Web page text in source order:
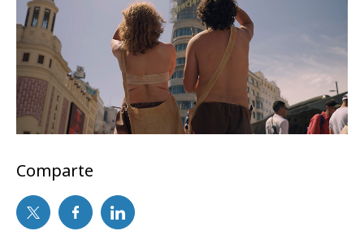
Comparte